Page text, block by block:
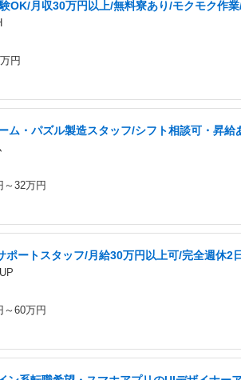
OK/月収30万円以上/無料寮あり/モクモク作
円
ム・パズル製造スタッフ/シフト相談可・昇
～32万円
ポートスタッフ/月給30万円以上可/完全週休2
～60万円